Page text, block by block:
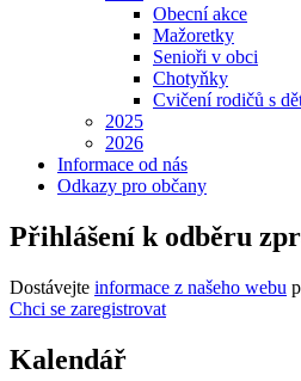
Obecní akce
Mažoretky
Senioři v obci
Chotyňky
Cvičení rodičů s
2025
2026
Informace od nás
Odkazy pro občany
Přihlášení k odběru
Dostávejte informace z našeho webu
Chci se zaregistrovat
Kalendář